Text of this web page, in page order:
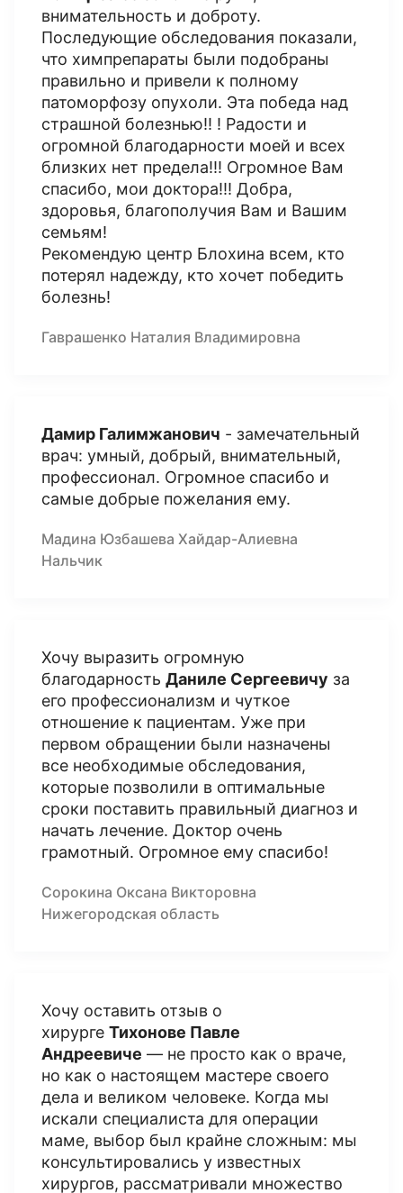
внимательность и доброту.
Последующие обследования показали,
что химпрепараты были подобраны
правильно и привели к полному
патоморфозу опухоли. Эта победа над
страшной болезнью!! ! Радости и
огромной благодарности моей и всех
близких нет предела!!! Огромное Вам
спасибо, мои доктора!!! Добра,
здоровья, благополучия Вам и Вашим
семьям!
Рекомендую центр Блохина всем, кто
потерял надежду, кто хочет победить
болезнь!
Гаврашенко Наталия Владимировна
Дамир Галимжанович - замечательный
врач: умный, добрый, внимательный,
профессионал. Огромное спасибо и
самые добрые пожелания ему.
Мадина Юзбашева Хайдар-Алиевна
Нальчик
Хочу выразить огромную
благодарность Даниле Сергеевичу за
его профессионализм и чуткое
отношение к пациентам. Уже при
первом обращении были назначены
все необходимые обследования,
которые позволили в оптимальные
сроки поставить правильный диагноз и
начать лечение. Доктор очень
грамотный. Огромное ему спасибо!
Сорокина Оксана Викторовна
Нижегородская область
Хочу оставить отзыв о
хирурге Тихонове Павле
Андреевиче — не просто как о враче,
но как о настоящем мастере своего
дела и великом человеке. Когда мы
искали специалиста для операции
маме, выбор был крайне сложным: мы
консультировались у известных
хирургов, рассматривали множество